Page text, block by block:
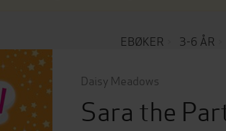
EBØKER 3-6 ÅR
Daisy Meadows
Sara the